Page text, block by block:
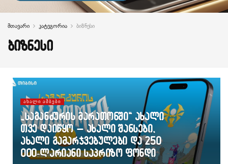
მთავარი კატეგორია ბიზნესი
ბიზნესი
ᲐᲮᲐᲚᲘ ᲐᲛᲑᲔᲑᲘ
„საგანძურის მარათონში“ ახალი
თვე დაიწყო – ახალი შანსები,
ახალი გამარჯვებულები და 250
000-ლარიანი საპრიზო ფონდი